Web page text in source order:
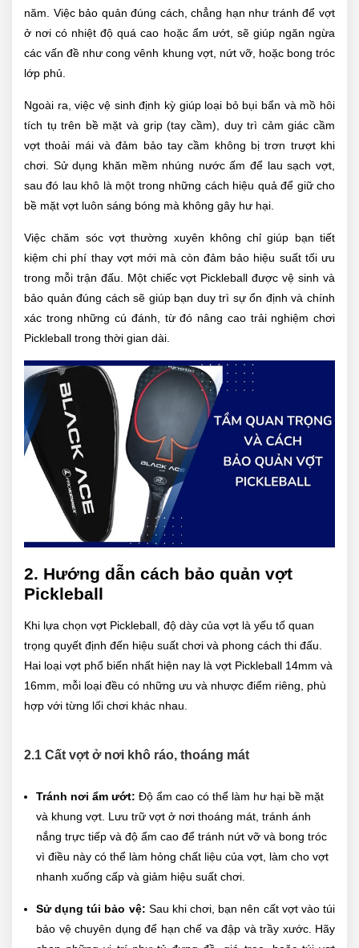
năm. Việc bảo quản đúng cách, chẳng hạn như tránh để vợt
ở nơi có nhiệt độ quá cao hoặc ẩm ướt, sẽ giúp ngăn ngừa
các vấn đề như cong vênh khung vợt, nứt vỡ, hoặc bong tróc
lớp phủ.
Ngoài ra, việc vệ sinh định kỳ giúp loại bỏ bụi bẩn và mồ hôi
tích tụ trên bề mặt và grip (tay cầm), duy trì cảm giác cầm
vợt thoải mái và đảm bảo tay cầm không bị trơn trượt khi
chơi. Sử dụng khăn mềm nhúng nước ấm để lau sạch vợt,
sau đó lau khô là một trong những cách hiệu quả để giữ cho
bề mặt vợt luôn sáng bóng mà không gây hư hại.
Việc chăm sóc vợt thường xuyên không chỉ giúp bạn tiết
kiệm chi phí thay vợt mới mà còn đảm bảo hiệu suất tối ưu
trong mỗi trận đấu. Một chiếc vợt Pickleball được vệ sinh và
bảo quản đúng cách sẽ giúp bạn duy trì sự ổn định và chính
xác trong những cú đánh, từ đó nâng cao trải nghiệm chơi
Pickleball trong thời gian dài.
2. Hướng dẫn cách bảo quản vợt
Pickleball
Khi lựa chọn vợt Pickleball, độ dày của vợt là yếu tố quan
trọng quyết định đến hiệu suất chơi và phong cách thi đấu.
Hai loại vợt phổ biến nhất hiện nay là vợt Pickleball 14mm và
16mm, mỗi loại đều có những ưu và nhược điểm riêng, phù
hợp với từng lối chơi khác nhau.
2.1 Cất vợt ở nơi khô ráo, thoáng mát
Tránh nơi ẩm ướt: Độ ẩm cao có thể làm hư hại bề mặt
và khung vợt. Lưu trữ vợt ở nơi thoáng mát, tránh ánh
nắng trực tiếp và độ ẩm cao để tránh nứt vỡ và bong tróc
vì điều này có thể làm hỏng chất liệu của vợt, làm cho vợt
nhanh xuống cấp và giảm hiệu suất chơi.
Sử dụng túi bảo vệ: Sau khi chơi, bạn nên cất vợt vào túi
bảo vệ chuyên dụng để hạn chế va đập và trầy xước. Hãy